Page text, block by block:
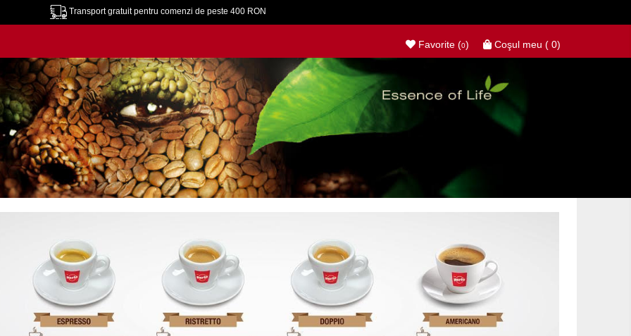
Transport gratuit pentru comenzi de peste 400 RON
Favorite (0) Coşul meu (0)